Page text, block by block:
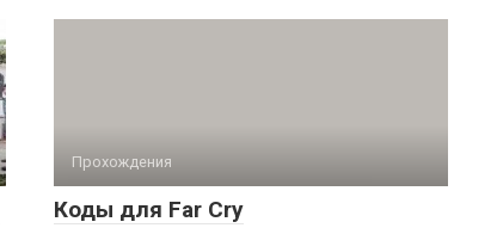
Прохождения
Коды для Far Cry